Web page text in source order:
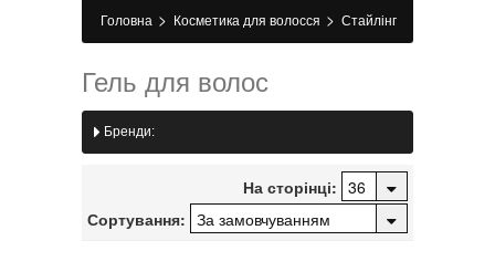
Головна > Косметика для волосся > Стайлінг
Гель для волос
Бренди:
На сторінці:
Сортування: